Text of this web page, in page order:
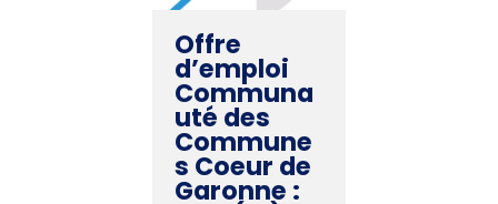
Offre
d’emploi
Communa
uté des
Commune
s Coeur de
Garonne :